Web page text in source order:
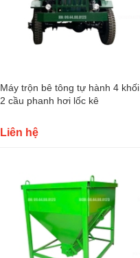
Máy trộn bê tông tự hành 4 khối
2 cầu phanh hơi lốc kê
Liên hệ